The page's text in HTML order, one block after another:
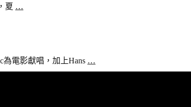
夏 …
為電影獻唱，加上Hans …